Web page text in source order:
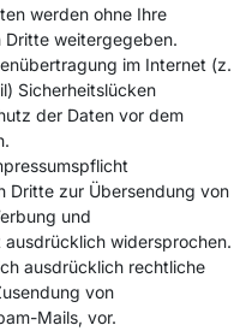
werden ohne Ihre
weitergegeben.
im Internet (z.
Sicherheitslücken
der Daten vor dem
Dritte zur Übersendung von
und
widersprochen.
ausdrücklich rechtliche
von
Mails, vor.